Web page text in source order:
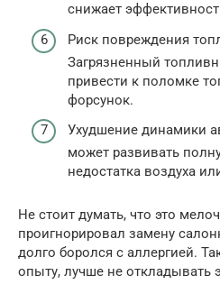
снижает
Риск повреждения
Загрязненный
привести к поломке
форсунок.
Ухудшение динамики
может развивать
недостатка воздуха
Не стоит думать, что это
проигнорировал замену
долго боролся с аллергией.
опыту, лучше не откладывать